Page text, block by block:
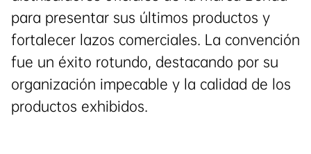
para presentar sus últimos productos y
fortalecer lazos comerciales. La convención
fue un éxito rotundo, destacando por su
organización impecable y la calidad de los
productos exhibidos.